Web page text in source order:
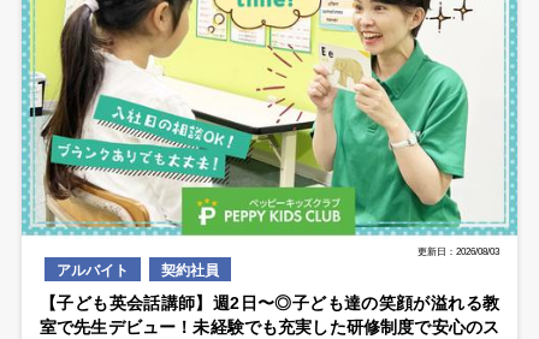
更新日：2026/08/03
アルバイト 契約社員
【子ども英会話講師】週2日〜◎子ども達の笑顔が溢れる教
室で先生デビュー！未経験でも充実した研修制度で安心のス